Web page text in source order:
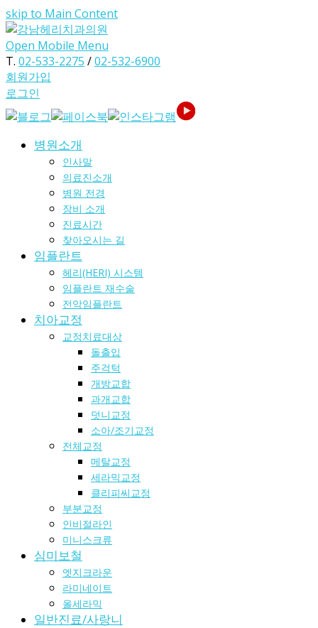
skip to Main Content
Open Mobile Menu
T. 02-533-2275 /02-532-6900
회원가입
로그인
병원소개
인사말
의료진소개
병원 전경
장비 소개
진료시간
찾아오시는 길
임플란트
헤리(HERI) 시스템
임플란트 재수술
전악임플란트
치아교정
교정치료대상
돌출입
주걱턱
개방교합
과개교합
덧니교정
소아/조기교정
전체교정
메탈교정
세라믹교정
클리피씨교정
부분교정
인비절라인
미니스크류
심미보철
엣지크라운
라미네이트
올세라믹
일반진료/사랑니